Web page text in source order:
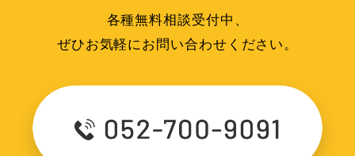
各種無料相談受付中、
ぜひお気軽にお問い合わせください。